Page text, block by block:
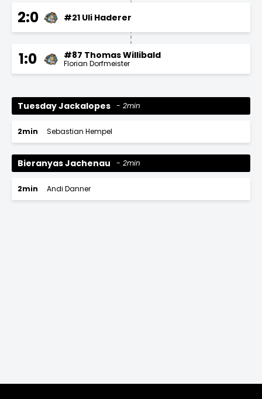
2:0 #21 Uli Haderer
1:0 #87 Thomas Willibald
Florian Dorfmeister
Tuesday Jackalopes 2min
2min Sebastian Hempel
Bieranyas Jachenau 2min
2min Andi Danner